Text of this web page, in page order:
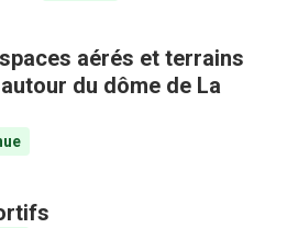
aérés et terrains
du dôme de La